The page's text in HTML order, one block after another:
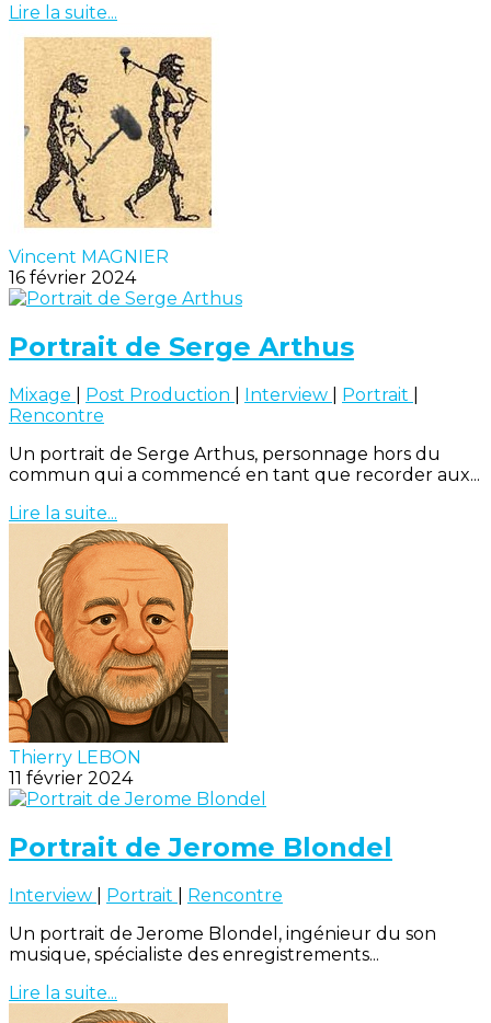
Lire la suite...
Vincent MAGNIER
16 février 2024
Portrait de Serge Arthus
Mixage Post Production Interview Portrait
Rencontre
Un portrait de Serge Arthus, personnage hors du
commun qui a commencé en tant que recorder aux...
Lire la suite...
Thierry LEBON
11 février 2024
Portrait de Jerome Blondel
Interview Portrait
Rencontre
Un portrait de Jerome Blondel, ingénieur du son
musique, spécialiste des enregistrements...
Lire la suite...